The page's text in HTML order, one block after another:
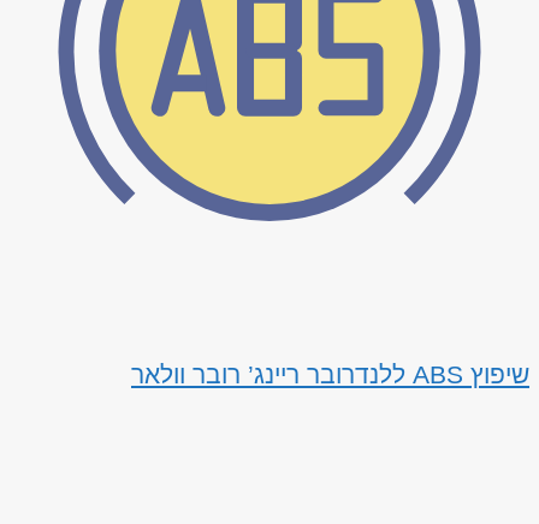
שיפוץ ABS ללנדרובר ריינג’ רובר וולאר